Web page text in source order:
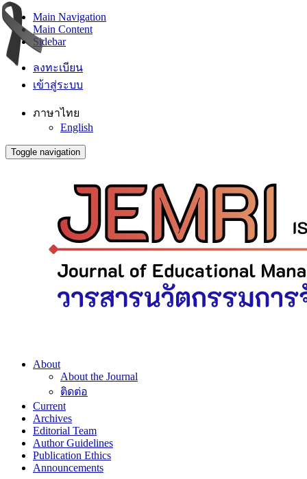
Main Navigation
Main Content
Sidebar
ลงทะเบียน
เข้าสู่ระบบ
ภาษาไทย
English
Toggle navigation
About
About the Journal
ติดต่อ
Current
Archives
Editorial Team
Author Guidelines
Publication Ethics
Announcements